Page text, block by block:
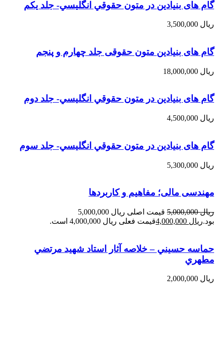
گام های بنیادین در متون حقوقي انگليسي- جلد يكم
ریال
گام های بنیادین متون حقوقی جلد چهارم و پنجم
ریال
گام های بنیادین در متون حقوقي انگليسي- جلد دوم
ریال
گام های بنیادین در متون حقوقي انگليسي- جلد سوم
ریال
مهندسی مالی؛ مفاهیم و کاربردها
ریال5,000,000
قیمت اصلی ریال 5,000,000
بود.ریال قیمت فعلی ریال 4,000,000 است.
حماسه حسيني – خلاصه آثار استاد شهيد مرتضي
مطهري
ریال